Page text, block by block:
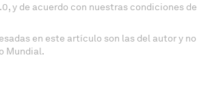
y de acuerdo con nuestras condiciones de
en este artículo son las del autor y no
Mundial.